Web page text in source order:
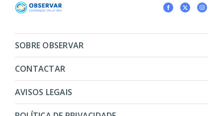
SOBRE OBSERVAR
CONTACTAR
AVISOS LEGAIS